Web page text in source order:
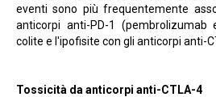
eventi sono più frequentemente
anticorpi anti-PD-1
colite e l'ipofisite con gli anticorpi anti-
Tossicità da anticorpi anti-CTLA-4